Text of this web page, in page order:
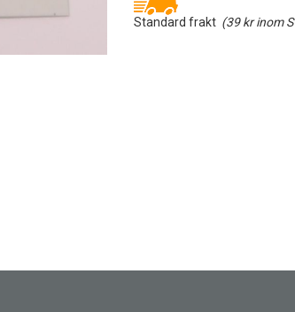
Standard frakt (39 kr inom